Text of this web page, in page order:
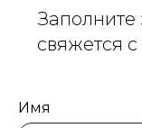
свяжется
Имя